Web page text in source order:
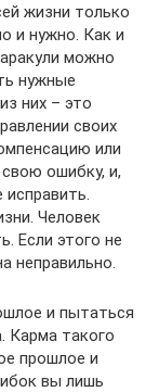
жизни только
и нужно. Как и
можно
нужные
них – это
своих
или
ошибку, и,
Человек
Если этого не
неправильно.
и пытаться
Карма такого
прошлое и
вы лишь